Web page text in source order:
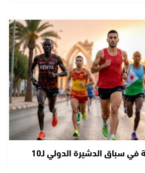
مشاركة دولية وازنة في سباق الدشيرة الدولي لـ10